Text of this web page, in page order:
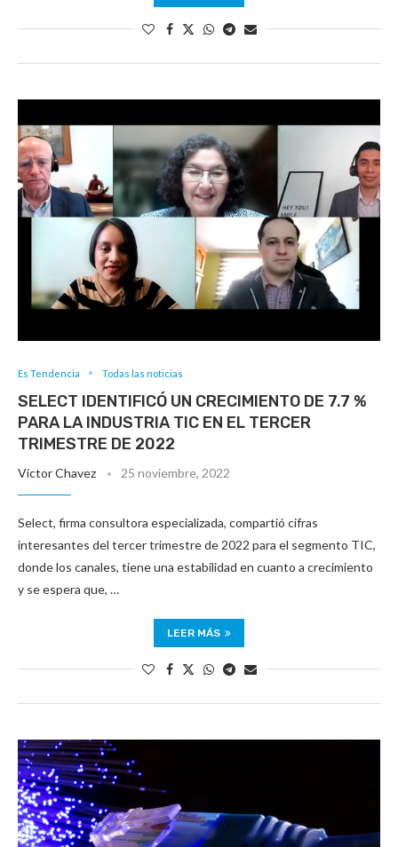
Es Tendencia Todas las noticias
SELECT IDENTIFICÓ UN CRECIMIENTO DE 7.7 %
PARA LA INDUSTRIA TIC EN EL TERCER
TRIMESTRE DE 2022
Victor Chavez 25 noviembre, 2022
Select, firma consultora especializada, compartió cifras
interesantes del tercer trimestre de 2022 para el segmento TIC,
donde los canales, tiene una estabilidad en cuanto a crecimiento
y se espera que, …
LEER MÁS